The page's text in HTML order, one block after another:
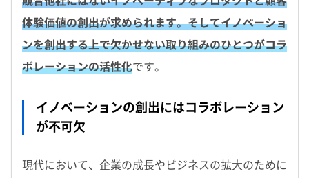
体験価値の創出が求められます。そしてイノベーショ
ンを創出する上で欠かせない取り組みのひとつがコラ
ボレーションの活性化です。
イノベーションの創出にはコラボレーション
が不可欠
現代において、企業の成長やビジネスの拡大のために